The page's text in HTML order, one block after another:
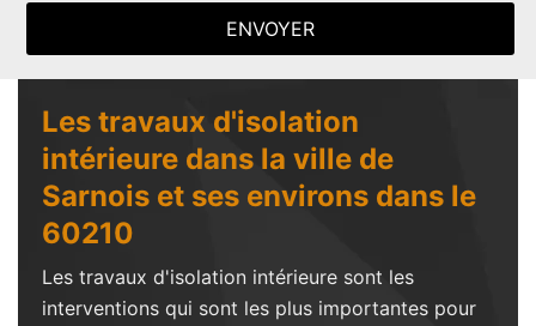
Les travaux d'isolation
intérieure dans la ville de
Sarnois et ses environs dans le
60210
Les travaux d'isolation intérieure sont les
interventions qui sont les plus importantes pour